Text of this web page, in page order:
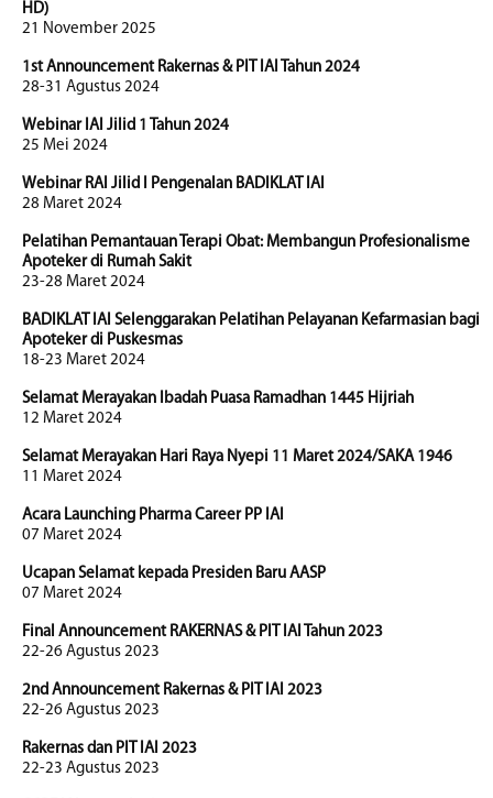
HD)
21 November 2025
1st Announcement Rakernas & PIT IAI Tahun 2024
28-31 Agustus 2024
Webinar IAI Jilid 1 Tahun 2024
25 Mei 2024
Webinar RAI Jilid I Pengenalan BADIKLAT IAI
28 Maret 2024
Pelatihan Pemantauan Terapi Obat: Membangun Profesionalisme
Apoteker di Rumah Sakit
23-28 Maret 2024
BADIKLAT IAI Selenggarakan Pelatihan Pelayanan Kefarmasian bagi
Apoteker di Puskesmas
18-23 Maret 2024
Selamat Merayakan Ibadah Puasa Ramadhan 1445 Hijriah
12 Maret 2024
Selamat Merayakan Hari Raya Nyepi 11 Maret 2024/SAKA 1946
11 Maret 2024
Acara Launching Pharma Career PP IAI
07 Maret 2024
Ucapan Selamat kepada Presiden Baru AASP
07 Maret 2024
Final Announcement RAKERNAS & PIT IAI Tahun 2023
22-26 Agustus 2023
2nd Announcement Rakernas & PIT IAI 2023
22-26 Agustus 2023
Rakernas dan PIT IAI 2023
22-23 Agustus 2023